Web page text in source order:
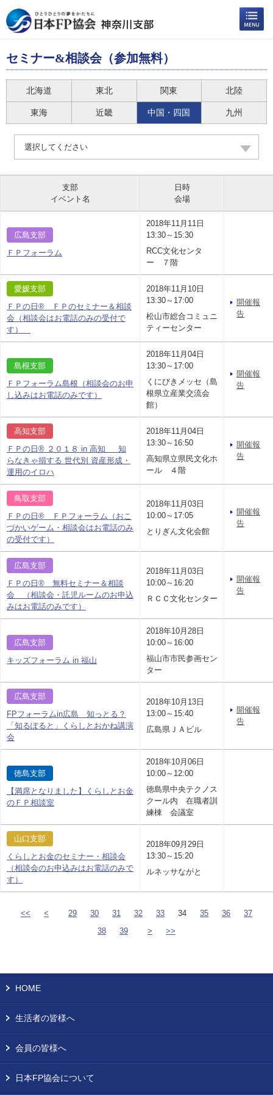
セミナー&相談会（参加無料）
北海道 東北 関東 北陸
東海 近畿 中国・四国 九州
選択してください
支部
イベント名
日時
会場
広島支部
ＦＰフォーラム
2018年11月11日
13:30～15:30
RCC文化センタ
ー ７階
愛媛支部
ＦＰの日® ＦＰのセミナー＆相談
会（相談会はお電話のみの受付で
す）
2018年11月10日
13:30～17:00
松山市総合コミュニ
ティーセンター
開催報
告
島根支部
ＦＰフォーラム島根（相談会のお申
し込みはお電話のみです）
2018年11月04日
13:30～17:00
くにびきメッセ（島
根県立産業交流会
館）
開催報
告
高知支部
ＦＰの日® ２０１８ in 高知 知
らなきゃ損する 世代別 資産形成・
運用のイロハ
2018年11月04日
13:30～16:50
高知県立県民文化ホ
ール ４階
開催報
告
鳥取支部
ＦＰの日® ＦＰフォーラム（おこ
づかいゲーム・相談会はお電話のみ
の受付です）
2018年11月03日
10:00～17:05
とりぎん文化会館
開催報
告
広島支部
ＦＰの日® 無料セミナー＆相談
会 （相談会・託児ルームのお申込
みはお電話のみです）
2018年11月03日
10:00～16:20
ＲＣＣ文化センター
開催報
告
広島支部
キッズフォーラム in 福山
2018年10月28日
10:00～16:00
福山市市民参画セン
ター
広島支部
FPフォーラムin広島 知っとる？
「知るぽると」くらしとおかね講演
会
2018年10月13日
13:00～15:40
広島県ＪＡビル
開催報
告
徳島支部
【満席となりました】くらしとお金
のＦＰ相談室
2018年10月06日
10:00～12:00
徳島県中央テクノス
クール内 在職者訓
練棟 会議室
山口支部
くらしとお金のセミナー・相談会
（相談会のお申込みはお電話のみで
す）
2018年09月29日
13:30～15:20
ルネッサながと
<< < 29 30 31 32 33 34 35 36
37
38
39 > >>
HOME
生活者の皆様へ
会員の皆様へ
日本FP協会について